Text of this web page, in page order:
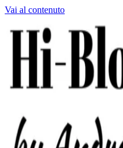
Vai al contenuto